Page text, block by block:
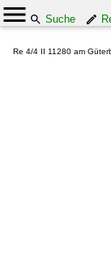
Suche
Re 4/4 II 11280 am